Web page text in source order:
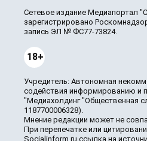
Сетевое издание Медиапортал
зарегистрировано
запись ЭЛ № ФС77-73824.
18+
Учредитель: Автономная
содействия информированию и
"Медиахолдинг "Общественная
1187700006328).
Мнение редакции может не
При перепечатке или
Socialinform.ru ссылка на